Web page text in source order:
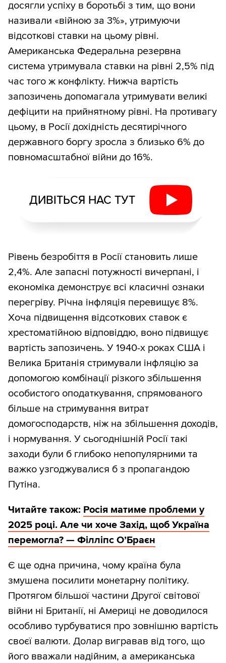
досягли успіху в боротьбі з тим, що вони
називали «війною за 3%», утримуючи
відсоткові ставки на цьому рівні.
Американська Федеральна резервна
система утримувала ставки на рівні 2,5% під
час того ж конфлікту. Нижча вартість
запозичень допомагала утримувати великі
дефіцити на прийнятному рівні. На противагу
цьому, в Росії дохідність десятирічного
державного боргу зросла з близько 6% до
повномасштабної війни до 16%.
ДИВІТЬСЯ НАС ТУТ
Рівень безробіття в Росії становить лише
2,4%. Але запасні потужності вичерпані, і
економіка демонструє всі класичні ознаки
перегріву. Річна інфляція перевищує 8%.
Хоча підвищення відсоткових ставок є
хрестоматійною відповіддю, воно підвищує
вартість запозичень. У 1940-х роках США і
Велика Британія стримували інфляцію за
допомогою комбінації різкого збільшення
особистого оподаткування, спрямованого
більше на стримування витрат
домогосподарств, ніж на збільшення доходів,
і нормування. У сьогоднішній Росії такі
заходи були б глибоко непопулярними та
важко узгоджувалися б з пропагандою
Путіна.
Читайте також: Росія матиме проблеми у
2025 році. Але чи хоче Захід, щоб Україна
перемогла? — Філліпс О’Браєн
Є ще одна причина, чому країна була
змушена посилити монетарну політику.
Протягом більшої частини Другої світової
війни ні Британії, ні Америці не доводилося
особливо турбуватися про зовнішню вартість
своєї валюти. Долар вигравав від того, що
його вважали надійним, а американська